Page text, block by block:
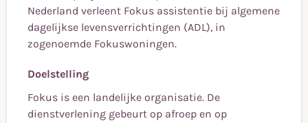
Nederland verleent Fokus assistentie bij algemene
dagelijkse levensverrichtingen (ADL), in
zogenoemde Fokuswoningen.
Doelstelling
Fokus is een landelijke organisatie. De
dienstverlening gebeurt op afroep en op